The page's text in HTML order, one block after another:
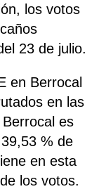
los votos
23 de julio.
en Berrocal
en las
es
% de
en esta
los votos.